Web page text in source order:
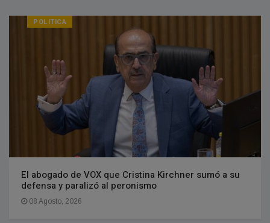
POLITICA
El abogado de VOX que Cristina Kirchner sumó a su
defensa y paralizó al peronismo
08 Agosto, 2026